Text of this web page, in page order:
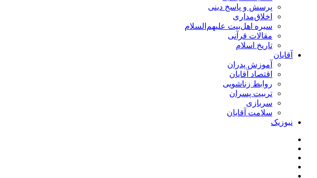
پرسش و پاسخ دینی
اخلاق‌مداری
سیره اهل‌بیت علیهم‌السلام
مقالات قرآنی
تاریخ اسلام
آقایان
آموزش پدران
اقتصاد آقایان
روابط زناشویی
تربیت پسران
سربازی
سلامت آقایان
نیوزیک